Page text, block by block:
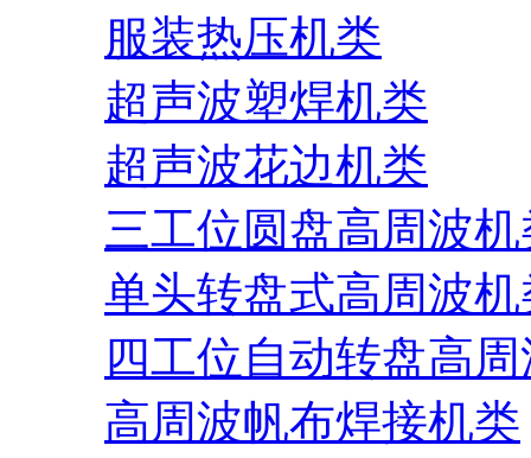
服装热压机类
超声波塑焊机类
超声波花边机类
三工位圆盘高周波机
单头转盘式高周波机
四工位自动转盘高
高周波帆布焊接机类